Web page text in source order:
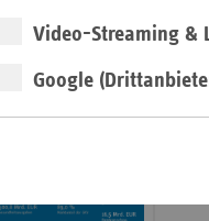
Video-Streaming &
GoogleBroschüre